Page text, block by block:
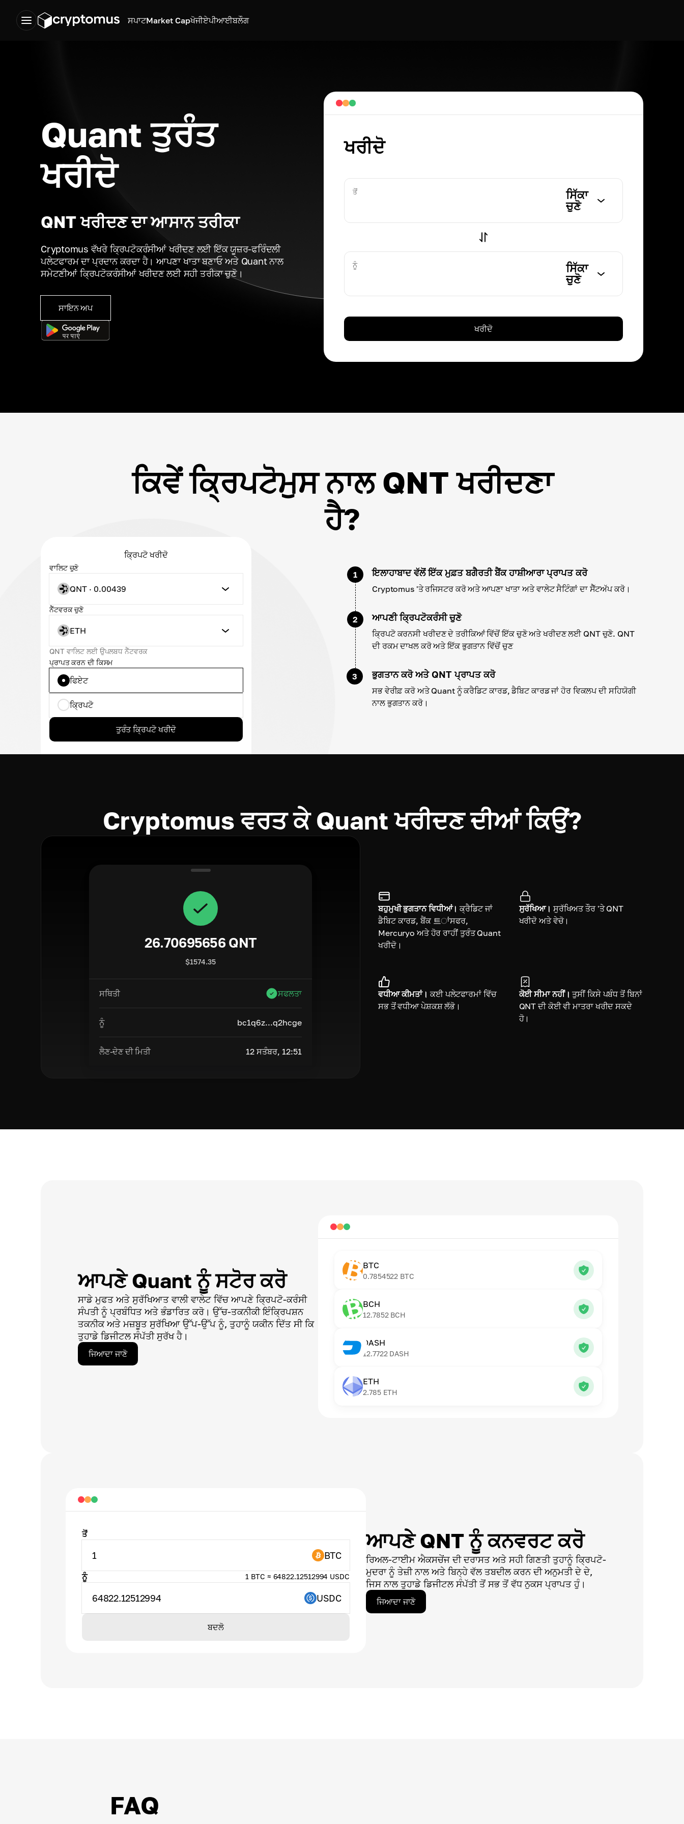
ਸਪਾਟMarket Capਖੋਜੀਏਪੀਆਈਬਲੌਗ
Quant ਤੁਰੰਤ
ਖਰੀਦੋ
QNT ਖਰੀਦਣ ਦਾ ਆਸਾਨ ਤਰੀਕਾ
Cryptomus ਵੱਖਰੇ ਕ੍ਰਿਪਟੋਕਰੰਸੀਆਂ ਖਰੀਦਣ ਲਈ ਇੱਕ ਯੂਜ਼ਰ-ਫਰਿੰਦਲੀ
ਪਲੇਟਫਾਰਮ ਦਾ ਪ੍ਰਦਾਨ ਕਰਦਾ ਹੈ। ਆਪਣਾ ਖਾਤਾ ਬਣਾਓ ਅਤੇ Quant ਨਾਲ
ਸਮੇਟਣੀਆਂ ਕ੍ਰਿਪਟੋਕਰੰਸੀਆਂ ਖਰੀਦਣ ਲਈ ਸਹੀ ਤਰੀਕਾ ਚੁਣੋ।
ਸਾਇਨ ਅਪ
ਖਰੀਦੋ
ਤੋਂ
ਸਿੱਕਾ
ਚੁਣੋ
ਨੂੰ
ਸਿੱਕਾ
ਚੁਣੋ
ਖਰੀਦੋ
ਕਿਵੇਂ ਕ੍ਰਿਪਟੋਮੁਸ ਨਾਲ QNT ਖਰੀਦਣਾ
ਹੈ?
ਕ੍ਰਿਪਟੋ ਖਰੀਦੋ
ਵਾਲਿਟ ਚੁਣੋ
QNT · 0.00439
ਨੈੱਟਵਰਕ ਚੁਣੋ
ETH
QNT ਵਾਲਿਟ ਲਈ ਉਪਲਬਧ ਨੈੱਟਵਰਕ
ਪ੍ਰਾਪਤ ਕਰਨ ਦੀ ਕਿਸਮ
ਫਿਏਟ
ਕ੍ਰਿਪਟੋ
ਤੁਰੰਤ ਕ੍ਰਿਪਟੋ ਖਰੀਦੋ
1 ਇਲਾਹਾਬਾਦ ਵੱਲੋਂ ਇੱਕ ਮੁਫ਼ਤ ਬਗੈਰਤੀ ਬੈਂਕ ਹਾਸ਼ੀਆਰਾ ਪ੍ਰਾਪਤ ਕਰੋ
Cryptomus 'ਤੇ ਰਜਿਸਟਰ ਕਰੋ ਅਤੇ ਆਪਣਾ ਖਾਤਾ ਅਤੇ ਵਾਲੇਟ ਸੈਟਿੰਗਾਂ ਦਾ ਸੈੱਟਅੱਪ ਕਰੋ।
2 ਆਪਣੀ ਕ੍ਰਿਪਟੋਕਰੰਸੀ ਚੁਣੋ
ਕ੍ਰਿਪਟੋ ਕਰਨਸੀ ਖਰੀਦਣ ਦੇ ਤਰੀਕਿਆਂ ਵਿੱਚੋਂ ਇੱਕ ਚੁਣੋ ਅਤੇ ਖਰੀਦਣ ਲਈ QNT ਚੁਣੋ. QNT
ਦੀ ਰਕਮ ਦਾਖਲ ਕਰੋ ਅਤੇ ਇੱਕ ਭੁਗਤਾਨ ਵਿੱਚੋਂ ਚੁਣ
3 ਭੁਗਤਾਨ ਕਰੋ ਅਤੇ QNT ਪ੍ਰਾਪਤ ਕਰੋ
ਸਭ ਵੇਰੀਫ਼ ਕਰੋ ਅਤੇ Quant ਨੂੰ ਕਰੈਡਿਟ ਕਾਰਡ, ਡੈਬਿਟ ਕਾਰਡ ਜਾਂ ਹੋਰ ਵਿਕਲਪ ਦੀ ਸਹਿਯੋਗੀ
ਨਾਲ ਭੁਗਤਾਨ ਕਰੋ।
Cryptomus ਵਰਤ ਕੇ Quant ਖਰੀਦਣ ਦੀਆਂ ਕਿਉਂ?
26.70695656 QNT
$1574.35
ਸਥਿਤੀ ਸਫਲਤਾ
ਨੂੰ bc1q6z...q2hcge
ਲੈਣ-ਦੇਣ ਦੀ ਮਿਤੀ 12 ਸਤੰਬਰ, 12:51
ਬਹੁਮੁਖੀ ਭੁਗਤਾਨ ਵਿਧੀਆਂ। ਕ੍ਰੈਡਿਟ ਜਾਂ
ਡੈਬਿਟ ਕਾਰਡ, ਬੈਂਕ 트ਾਂਸਫਰ,
Mercuryo ਅਤੇ ਹੋਰ ਰਾਹੀਂ ਤੁਰੰਤ Quant
ਖਰੀਦੋ।
ਸੁਰੱਖਿਆ। ਸੁਰੱਖਿਅਤ ਤੌਰ 'ਤੇ QNT
ਖਰੀਦੋ ਅਤੇ ਵੇਚੋ।
ਵਧੀਆ ਕੀਮਤਾਂ। ਕਈ ਪਲੇਟਫਾਰਮਾਂ ਵਿੱਚ
ਸਭ ਤੋਂ ਵਧੀਆ ਪੇਸ਼ਕਸ਼ ਲੱਭੋ।
ਕੋਈ ਸੀਮਾ ਨਹੀਂ। ਤੁਸੀਂ ਕਿਸੇ ਪਬੰਧ ਤੋਂ ਬਿਨਾਂ
QNT ਦੀ ਕੋਈ ਵੀ ਮਾਤਰਾ ਖਰੀਦ ਸਕਦੇ
ਹੋ।
ਆਪਣੇ Quant ਨੂੰ ਸਟੋਰ ਕਰੋ
ਸਾਡੇ ਮੁਫਤ ਅਤੇ ਸੁਰੱਖਿਆਤ ਵਾਲੀ ਵਾਲੇਟ ਵਿੱਚ ਆਪਣੇ ਕ੍ਰਿਪਟੋ-ਕਰੰਸੀ
ਸੰਪਤੀ ਨੂੰ ਪ੍ਰਬੰਧਿਤ ਅਤੇ ਭੰਡਾਰਿਤ ਕਰੋ। ਉੱਚ-ਤਕਨੀਕੀ ਇੰਕ੍ਰਿਪਸ਼ਨ
ਤਕਨੀਕ ਅਤੇ ਮਜ਼ਬੂਤ ਸੁਰੱਖਿਆ ਉੱਪ-ਉੱਪ ਨੂੰ, ਤੁਹਾਨੂੰ ਯਕੀਨ ਦਿੱਤ ਸੀ ਕਿ
ਤੁਹਾਡੇ ਡਿਜੀਟਲ ਸੰਪੱਤੀ ਸੁਰੱਖ ਹੈ।
ਜਿਆਦਾ ਜਾਣੋ
BTC
0.7854522 BTC
BCH
12.7852 BCH
DASH
12.7722 DASH
ETH
2.785 ETH
ਆਪਣੇ QNT ਨੂੰ ਕਨਵਰਟ ਕਰੋ
ਰਿਅਲ-ਟਾਈਮ ਐਕਸਚੇਂਜ ਦੀ ਦਰਾਸਤ ਅਤੇ ਸਹੀ ਗਿਣਤੀ ਤੁਹਾਨੂੰ ਕ੍ਰਿਪਟੋ-
ਮੁਦਰਾ ਨੂੰ ਤੇਜ਼ੀ ਨਾਲ ਅਤੇ ਬਿਨ੍ਹੇ ਵੱਲ ਤਬਦੀਲ ਕਰਨ ਦੀ ਅਨੁਮਤੀ ਦੇ ਦੇ,
ਜਿਸ ਨਾਲ ਤੁਹਾਡੇ ਡਿਜੀਟਲ ਸੰਪੱਤੀ ਤੋਂ ਸਭ ਤੋਂ ਵੱਧ ਨੁਕਸ ਪ੍ਰਾਪਤ ਹੁੰ।
ਜਿਆਦਾ ਜਾਣੋ
ਤੋਂ
1 BTC
ਨੂੰ 1 BTC ≈ 64822.12512994 USDC
64822.12512994 USDC
ਬਦਲੋ
FAQ